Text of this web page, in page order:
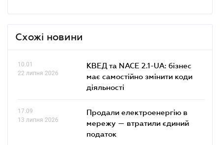
Схожі новини
10.01
22 липня 2026
КВЕД та NACE 2.1-UA: бізнес
має самостійно змінити коди
діяльності
17.09
13 липня 2026
Продали електроенергію в
мережу — втратили єдиний
податок